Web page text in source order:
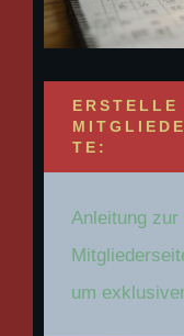
ERSTELLE
TE:
Anleitung
um